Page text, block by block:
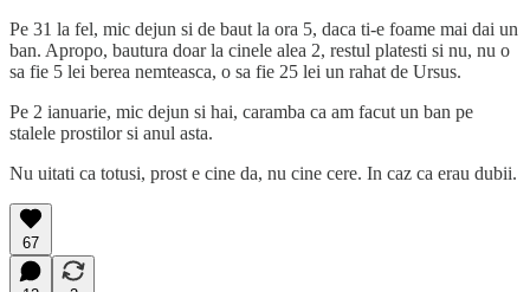
Pe 31 la fel, mic dejun si de baut la ora 5, daca ti-e foame mai dai un
ban. Apropo, bautura doar la cinele alea 2, restul platesti si nu, nu o
sa fie 5 lei berea nemteasca, o sa fie 25 lei un rahat de Ursus.
Pe 2 ianuarie, mic dejun si hai, caramba ca am facut un ban pe
stalele prostilor si anul asta.
Nu uitati ca totusi, prost e cine da, nu cine cere. In caz ca erau dubii.
67